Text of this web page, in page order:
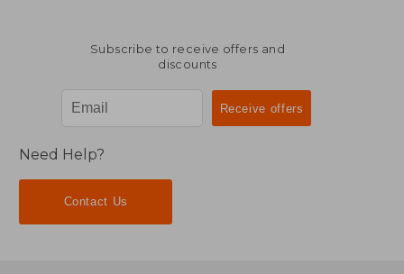
Subscribe to receive offers and
discounts
Need Help?
Contact Us